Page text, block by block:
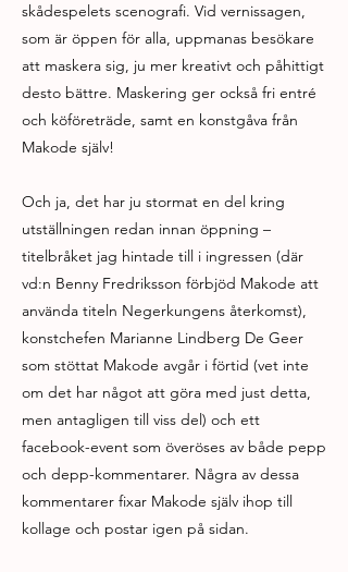
skådespelets scenografi. Vid vernissagen,
som är öppen för alla, uppmanas besökare
att maskera sig, ju mer kreativt och påhittigt
desto bättre. Maskering ger också fri entré
och köföreträde, samt en konstgåva från
Makode själv!
Och ja, det har ju stormat en del kring
utställningen redan innan öppning –
titelbråket jag hintade till i ingressen (där
vd:n Benny Fredriksson förbjöd Makode att
använda titeln Negerkungens återkomst),
konstchefen Marianne Lindberg De Geer
som stöttat Makode avgår i förtid (vet inte
om det har något att göra med just detta,
men antagligen till viss del) och ett
facebook-event som överöses av både pepp
och depp-kommentarer. Några av dessa
kommentarer fixar Makode själv ihop till
kollage och postar igen på sidan.